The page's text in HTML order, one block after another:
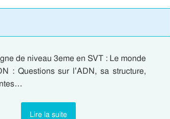
de niveau 3eme en SVT : Le monde
: Questions sur l’ADN, sa structure,
Lire la suite